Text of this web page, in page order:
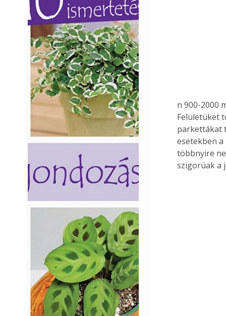
n 900-2000
Felületüket
parkettákat
esetekben
többnyire
szigorúak a